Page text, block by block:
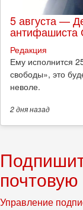
5 августа —
антифашиста
Редакция
Ему исполнится
свободы», это
неволе.
2 дняназад
Управление